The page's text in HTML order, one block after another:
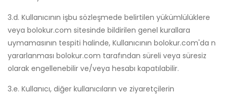
3.d. Kullanıcının işbu sözleşmede belirtilen yükümlülüklere
veya bolokur.com sitesinde bildirilen genel kurallara
uymamasının tespiti halinde, Kullanıcının bolokur.com'da n
yararlanması bolokur.com tarafından süreli veya süresiz
olarak engellenebilir ve/veya hesabı kapatılabilir.
3.e. Kullanıcı, diğer kullanıcıların ve ziyaretçilerin